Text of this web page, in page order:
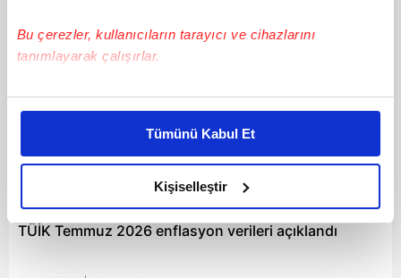
Bu çerezler, kullanıcıların tarayıcı ve cihazlarını
tanımlayarak çalışırlar.
Bu çerezlere izin vermeniz halinde sizlere özel
daha iyi reklam deneyimi yaşatabiliriz. Bunu yaparken
amacımızın size daha iyi bir reklam deneyimi sunmak
olduğunu ve sizlere en iyi içerikleri sunabilmek adına
elimizden gelen çabayı gösterdiğimizi ve bu noktada,
reklamların maliyetlerimizi karşılamak noktasında tek gelir
Tümünü Kabul Et
Kişiselleştir
TÜİK Temmuz 2026 enflasyon verileri açıklandı